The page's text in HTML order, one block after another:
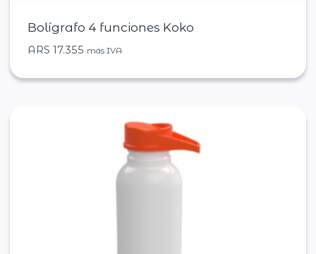
Bolígrafo 4 funciones Koko
ARS 17.355 más IVA